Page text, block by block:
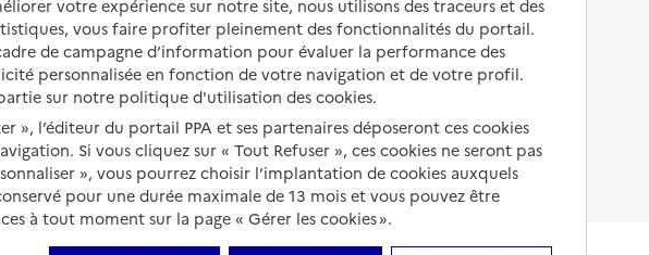
domicile avec une
ou un handicap
à domicile
Comprendre les prix en
EHPAD
Droits en EHPAD
Fin de vie en EHPAD
votre expérience sur notre site, nous utilisons des traceurs et des
vous faire profiter pleinement des fonctionnalités du portail.
de campagne d’information pour évaluer la performance des
personnalisée en fonction de votre navigation et de votre profil.
sur notre politique d'utilisation des cookies.
», l’éditeur du portail PPA et ses partenaires déposeront ces cookies
Si vous cliquez sur « Tout Refuser », ces cookies ne seront pas
», vous pourrez choisir l’implantation de cookies auxquels
pour une durée maximale de 13 mois et vous pouvez être
à tout moment sur la page « Gérer les cookies ».